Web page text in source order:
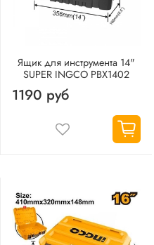
Ящик для инструмента 14"
SUPER INGCO PBX1402
1190 руб